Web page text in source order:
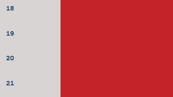
18
19
20
21